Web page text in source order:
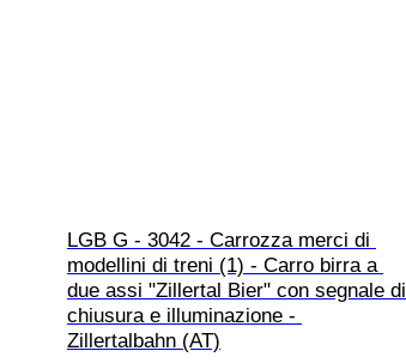
LGB G - 3042 - Carrozza merci di
modellini di treni (1) - Carro birra a
due assi "Zillertal Bier" con segnale di
chiusura e illuminazione -
Zillertalbahn (AT)